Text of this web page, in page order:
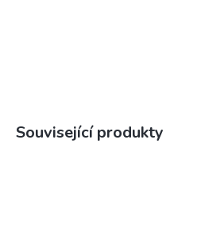
Související produkty